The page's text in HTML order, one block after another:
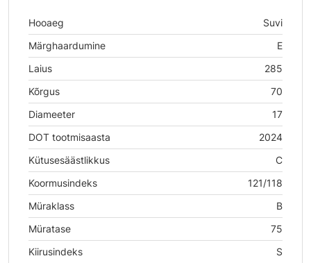
Hooaeg
Suvi
Märghaardumine
E
Laius
285
Kõrgus
70
Diameeter
17
DOT tootmisaasta
2024
Kütusesäästlikkus
C
Koormusindeks
121/118
Müraklass
B
Müratase
75
Kiirusindeks
S